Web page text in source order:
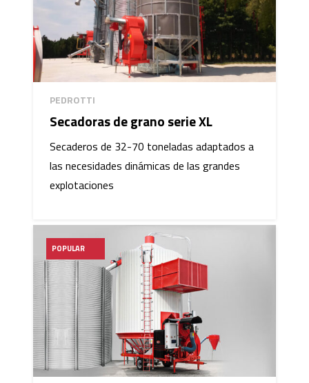
PEDROTTI
Secadoras de grano serie XL
Secaderos de 32-70 toneladas adaptados a
las necesidades dinámicas de las grandes
explotaciones
POPULAR